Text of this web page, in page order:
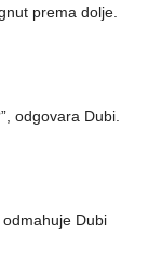
prema dolje.
odgovara Dubi.
odmahuje Dubi